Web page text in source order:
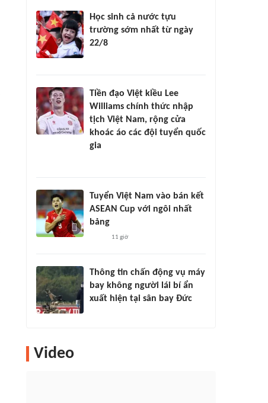
Học sinh cả nước tựu
trường sớm nhất từ ngày
22/8
Tiền đạo Việt kiều Lee
Williams chính thức nhập
tịch Việt Nam, rộng cửa
khoác áo các đội tuyển quốc
gia
Tuyển Việt Nam vào bán kết
ASEAN Cup với ngôi nhất
bảng
11 giờ
Thông tin chấn động vụ máy
bay không người lái bí ẩn
xuất hiện tại sân bay Đức
Video